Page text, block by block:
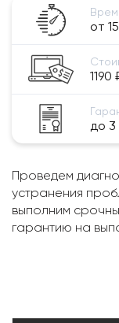
от
1190
до 3
Проведем
устранения
выполним
гарантию на